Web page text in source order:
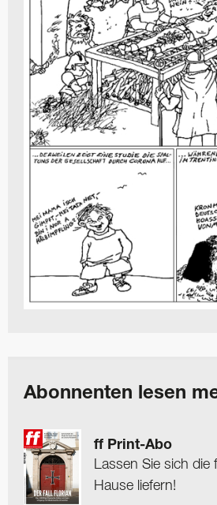
Abonnenten lesen
ff Print-Abo
Lassen Sie sich
Hause liefern!